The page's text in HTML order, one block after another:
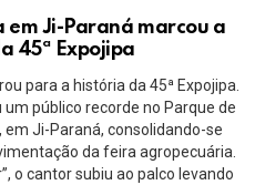
em Ji-Paraná marcou a
45ª Expojipa
para a história da 45ª Expojipa.
público recorde no Parque de
em Ji-Paraná, consolidando-se
da feira agropecuária.
o cantor subiu ao palco levando